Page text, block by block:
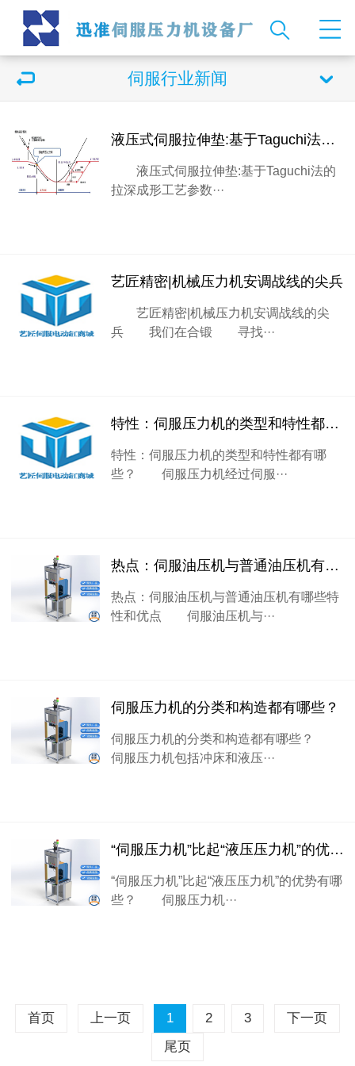
伺服行业新闻
液压式伺服拉伸垫:基于Taguchi法的拉深成形工艺参数优化
液压式伺服拉伸垫:基于Taguchi法的
拉深成形工艺参数···
艺匠精密|机械压力机安调战线的尖兵
艺匠精密|机械压力机安调战线的尖
兵 我们在合锻 寻找···
特性：伺服压力机的类型和特性都有哪些？
特性：伺服压力机的类型和特性都有哪
些？ 伺服压力机经过伺服···
热点：伺服油压机与普通油压机有哪些特性和优点
热点：伺服油压机与普通油压机有哪些特
性和优点 伺服油压机与···
伺服压力机的分类和构造都有哪些？
伺服压力机的分类和构造都有哪些？
伺服压力机包括冲床和液压···
“伺服压力机”比起“液压压力机”的优势有哪些？
“伺服压力机”比起“液压压力机”的优势有哪
些？ 伺服压力机···
首页 上一页 1 2 3
下一页
尾页